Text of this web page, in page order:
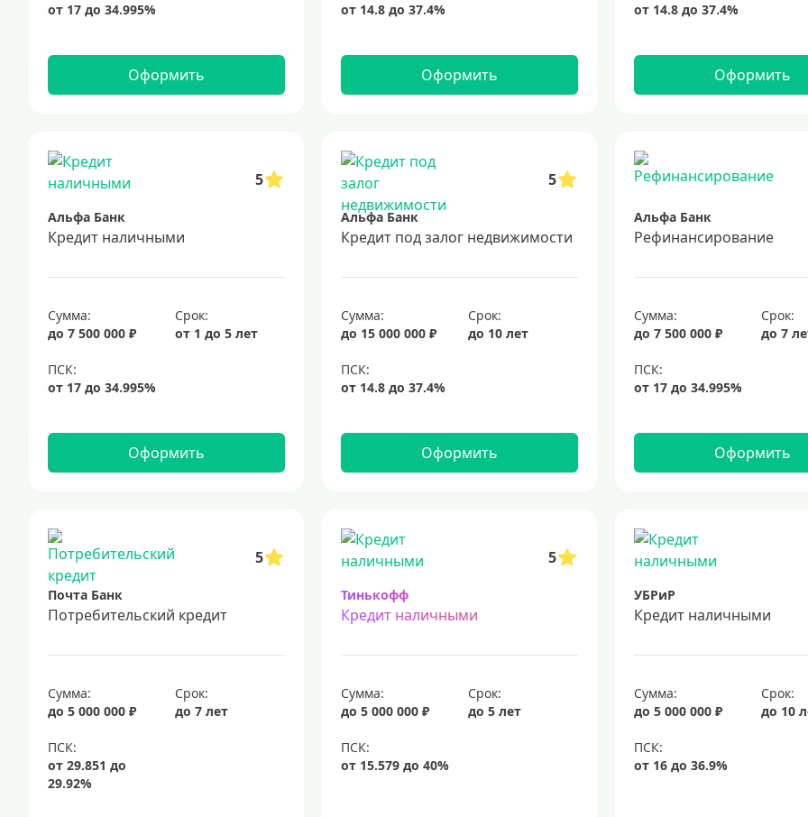
Оформить Оформить Оформить
5
Альфа Банк
Кредит наличными
Сумма:
до 7 500 000 ₽
Срок:
от 1 до 5 лет
Оформить
5
Альфа Банк
Кредит под залог недвижимости
Сумма:
до 15 000 000 ₽
Срок:
до 10 лет
Оформить
Альфа Банк
Рефинансирование
Сумма:
до 7 500 000 ₽
Срок:
до 7
Оформить
5
Почта Банк
Потребительский кредит
Сумма:
до 5 000 000 ₽
Срок:
до 7 лет
5
Тинькофф
Кредит наличными
Сумма:
до 5 000 000 ₽
Срок:
до 5 лет
УБРиР
Кредит наличными
Сумма:
до 5 000 000 ₽
Срок:
до 10